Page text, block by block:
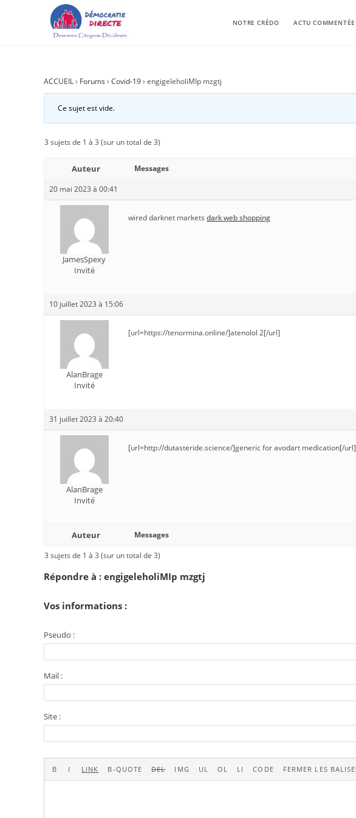
NOTRE CRÉDO ACTU COMMENTÉE
ACCUEIL› Forums › Covid-19› engigeleholiMIp mzgtj
Ce sujet est vide.
3 sujets de 1 à 3 (sur un total de 3)
Auteur
Messages
20 mai 2023 à 00:41
JamesSpexy
Invité
wired darknet markets dark web shopping
10 juillet 2023 à 15:06
AlanBrage
Invité
[url=https://tenormina.online/]atenolol 2[/url]
31 juillet 2023 à 20:40
AlanBrage
Invité
[url=http://dutasteride.science/]generic for avodart medication[/url]
Auteur
Messages
3 sujets de 1 à 3 (sur un total de 3)
Répondre à : engigeleholiMIp mzgtj
Vos informations :
Pseudo :
Mail :
Site :